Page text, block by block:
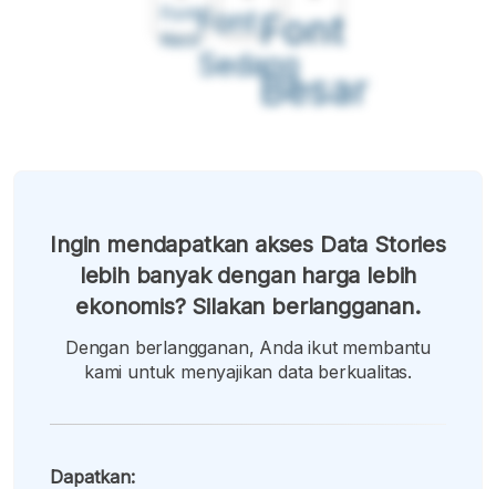
Font
Kecil
Font
Sedang
Font
Besar
Ingin mendapatkan akses Data Stories
lebih banyak dengan harga lebih
ekonomis? Silakan berlangganan.
Dengan berlangganan, Anda ikut membantu
kami untuk menyajikan data berkualitas.
Dapatkan: